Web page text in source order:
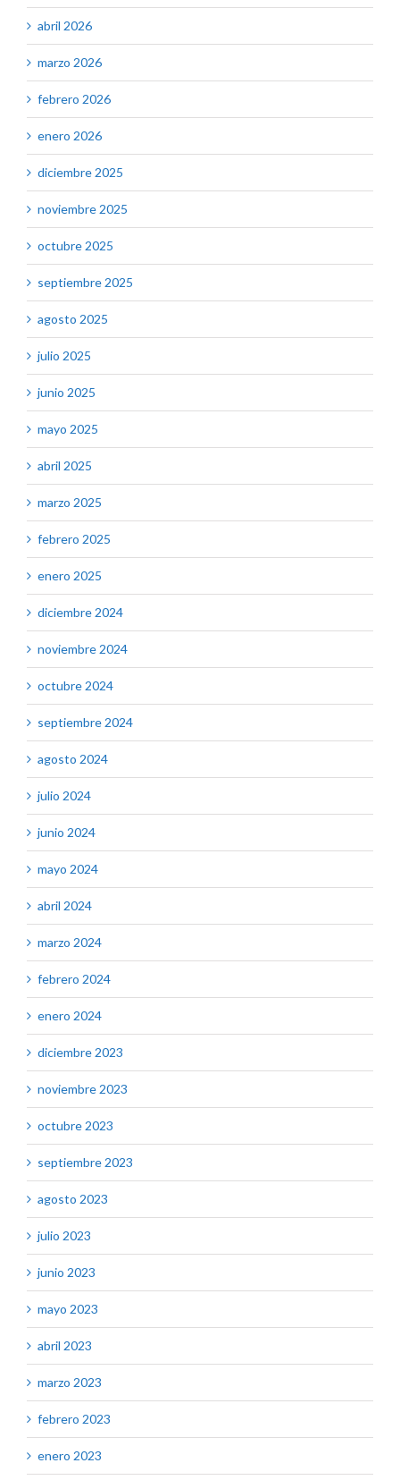
abril 2026
marzo 2026
febrero 2026
enero 2026
diciembre 2025
noviembre 2025
octubre 2025
septiembre 2025
agosto 2025
julio 2025
junio 2025
mayo 2025
abril 2025
marzo 2025
febrero 2025
enero 2025
diciembre 2024
noviembre 2024
octubre 2024
septiembre 2024
agosto 2024
julio 2024
junio 2024
mayo 2024
abril 2024
marzo 2024
febrero 2024
enero 2024
diciembre 2023
noviembre 2023
octubre 2023
septiembre 2023
agosto 2023
julio 2023
junio 2023
mayo 2023
abril 2023
marzo 2023
febrero 2023
enero 2023